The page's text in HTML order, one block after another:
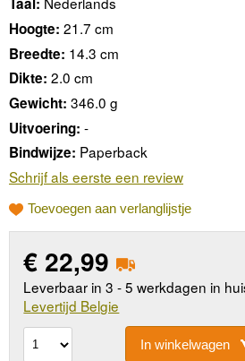
Hoogte: 21.7 cm
Breedte: 14.3 cm
Dikte: 2.0 cm
Gewicht: 346.0 g
Uitvoering: -
Bindwijze: Paperback
Schrijf als eerste een review
Toevoegen aan verlanglijstje
€ 22,99
Leverbaar in 3 - 5 werkdagen in
Levertijd Belgie
In winkelwagen